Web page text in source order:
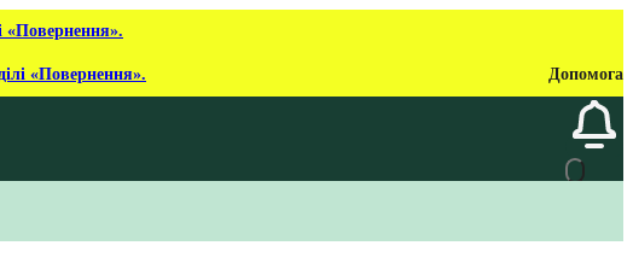
«Повернення».
«Повернення». Допомога